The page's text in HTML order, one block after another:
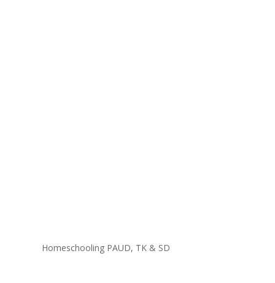
Homeschooling PAUD, TK & SD